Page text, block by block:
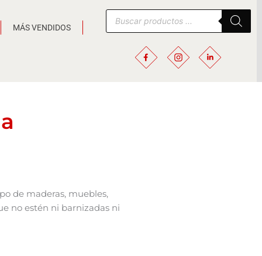
MÁS VENDIDOS
Búsqueda
de
productos
de maderas, muebles,
no estén ni barnizadas ni